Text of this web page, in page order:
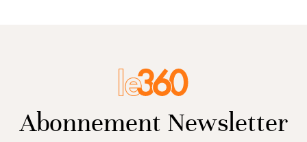
Abonnement Newsletter